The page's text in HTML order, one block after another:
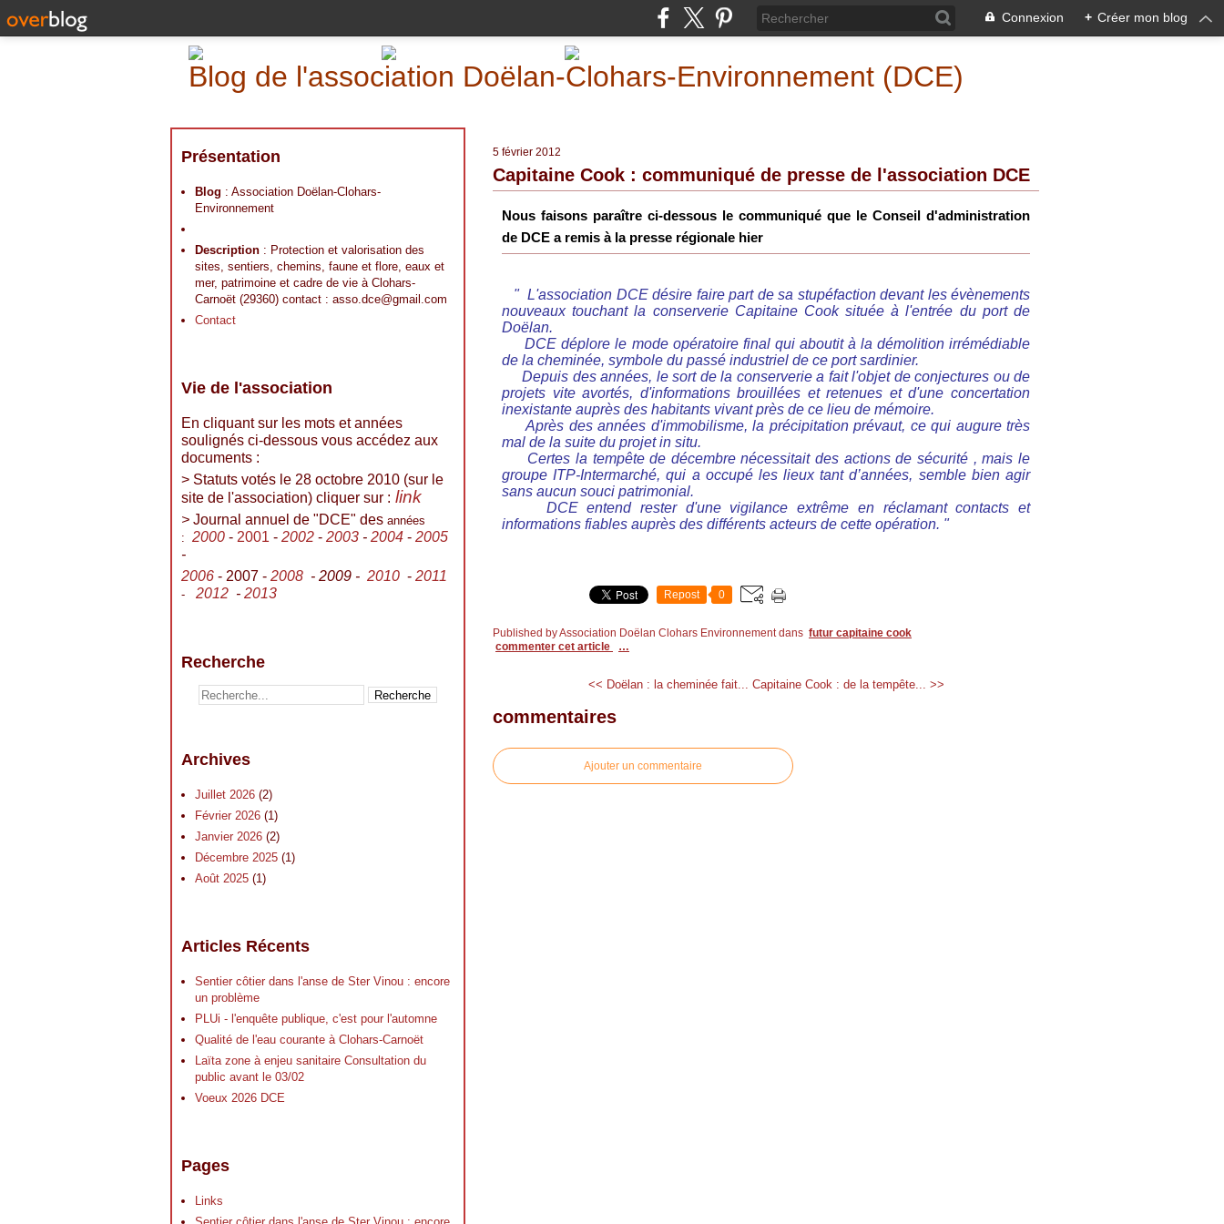
Connexion + Créer mon blog
Blog de l'association Doëlan-Clohars-Environnement (DCE)
Présentation
Blog : Association Doëlan-Clohars-
Environnement
Description : Protection et valorisation des
sites, sentiers, chemins, faune et flore, eaux et
mer, patrimoine et cadre de vie à Clohars-
Carnoët (29360) contact : asso.dce@gmail.com
Contact
Vie de l'association
En cliquant sur les mots et années
soulignés ci-dessous vous accédez aux
documents :
> Statuts votés le 28 octobre 2010 (sur le
site de l'association) cliquer sur : link
> Journal annuel de "DCE" des années
: 2000 - 2001 - 2002 - 2003 - 2004 - 2005
-
2006 - 2007 - 2008 - 2009 - 2010 - 2011
- 2012 - 2013
Recherche
Archives
Juillet 2026 (2)
Février 2026 (1)
Janvier 2026 (2)
Décembre 2025 (1)
Août 2025 (1)
Articles Récents
Sentier côtier dans l'anse de Ster Vinou : encore
un problème
PLUi - l'enquête publique, c'est pour l'automne
Qualité de l'eau courante à Clohars-Carnoët
Laïta zone à enjeu sanitaire Consultation du
public avant le 03/02
Voeux 2026 DCE
Pages
Links
5 février 2012
Capitaine Cook : communiqué de presse de l'association DCE
Nous faisons paraître ci-dessous le communiqué que le Conseil d'administration
de DCE a remis à la presse régionale hier
"L'association DCE désire faire part de sa stupéfaction devant les évènements
nouveaux touchant la conserverie Capitaine Cook située à l'entrée du port de
Doëlan.
DCE déplore le mode opératoire final qui aboutit à la démolition irrémédiable
de la cheminée, symbole du passé industriel de ce port sardinier.
Depuis des années, le sort de la conserverie a fait l'objet de conjectures ou de
projets vite avortés, d'informations brouillées et retenues et d'une concertation
inexistante auprès des habitants vivant près de ce lieu de mémoire.
Après des années d'immobilisme, la précipitation prévaut, ce qui augure très
mal de la suite du projet in situ.
Certes la tempête de décembre nécessitait des actions de sécurité , mais le
groupe ITP-Intermarché, qui a occupé les lieux tant d’années, semble bien agir
sans aucun souci patrimonial.
DCE entend rester d'une vigilance extrême en réclamant contacts et
informations fiables auprès des différents acteurs de cette opération. "
Repost 0
Published by Association Doëlan Clohars Environnementdans futur capitaine cook
commenter cet article
…
<< Doëlan : la cheminée fait... Capitaine Cook : de la tempête... >>
commentaires
Ajouter un commentaire